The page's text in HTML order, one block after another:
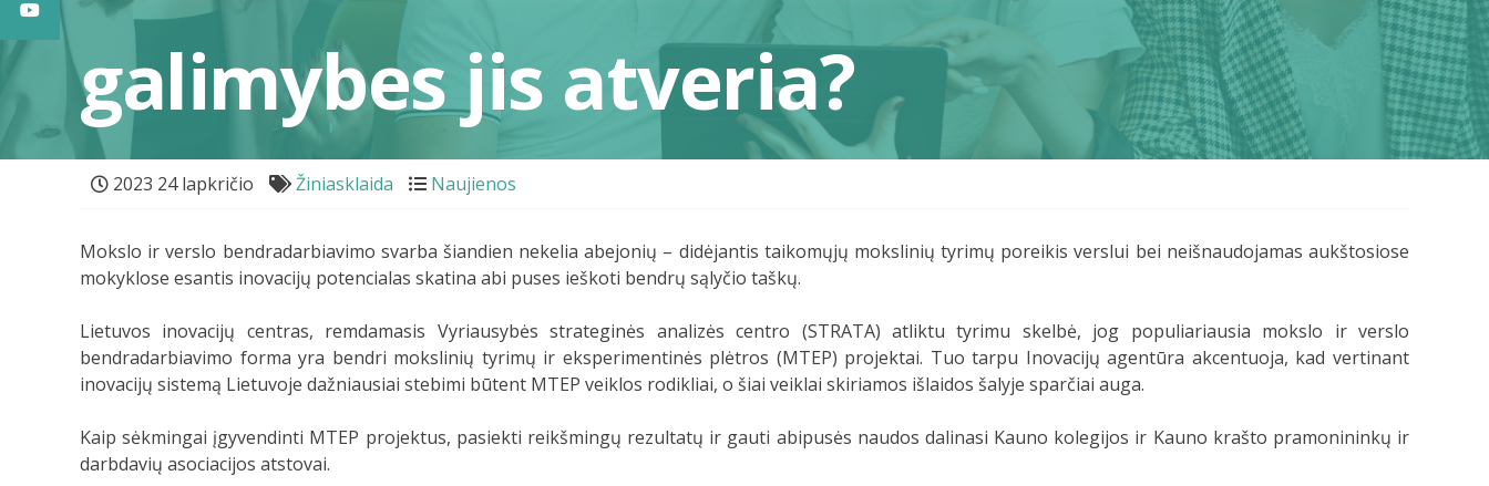
galimybes jis atveria?
2023 24 lapkričio Žiniasklaida Naujienos
Mokslo ir verslo bendradarbiavimo svarba šiandien nekelia abejonių – didėjantis taikomųjų mokslinių tyrimų poreikis verslui bei neišnaudojamas aukštosiose
mokyklose esantis inovacijų potencialas skatina abi puses ieškoti bendrų sąlyčio taškų.
Lietuvos inovacijų centras, remdamasis Vyriausybės strateginės analizės centro (STRATA) atliktu tyrimu skelbė, jog populiariausia mokslo ir verslo
bendradarbiavimo forma yra bendri mokslinių tyrimų ir eksperimentinės plėtros (MTEP) projektai. Tuo tarpu Inovacijų agentūra akcentuoja, kad vertinant
inovacijų sistemą Lietuvoje dažniausiai stebimi būtent MTEP veiklos rodikliai, o šiai veiklai skiriamos išlaidos šalyje sparčiai auga.
Kaip sėkmingai įgyvendinti MTEP projektus, pasiekti reikšmingų rezultatų ir gauti abipusės naudos dalinasi Kauno kolegijos ir Kauno krašto pramonininkų ir
darbdavių asociacijos atstovai.